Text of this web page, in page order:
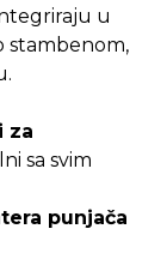
u
stambenom,
za
sa svim
punjača